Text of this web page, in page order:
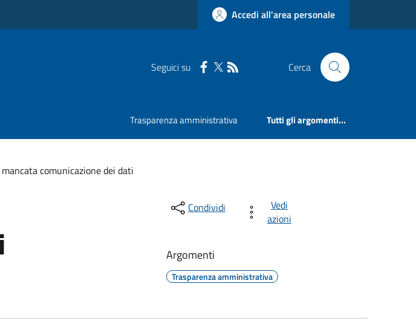
Accedi all'area personale
Seguici su Cerca
Trasparenza amministrativa Tutti gli argomenti...
comunicazione dei dati
Condividi
Vedi
azioni
Argomenti
Trasparenza amministrativa